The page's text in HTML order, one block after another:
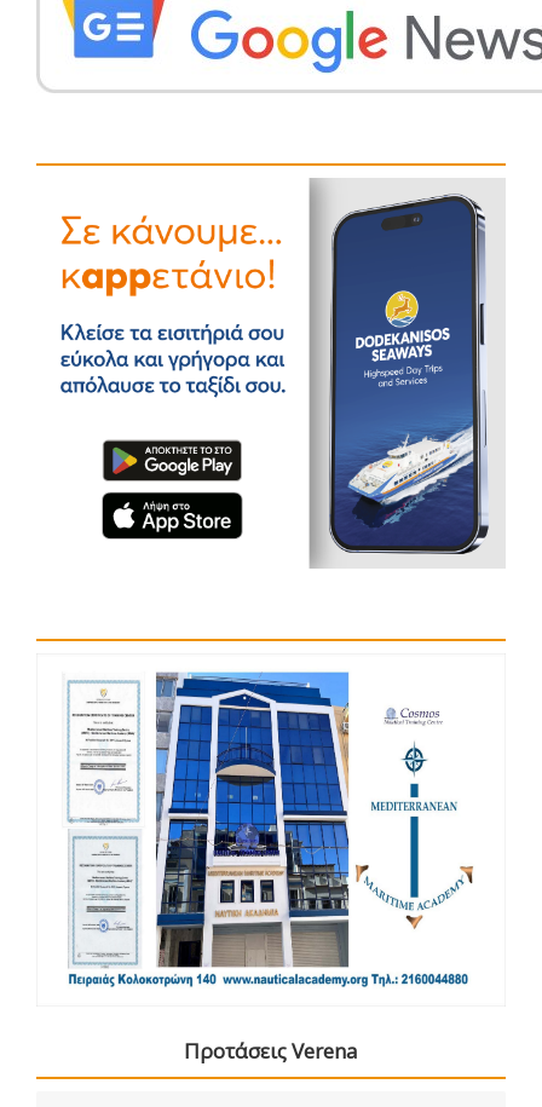
Προτάσεις Verena